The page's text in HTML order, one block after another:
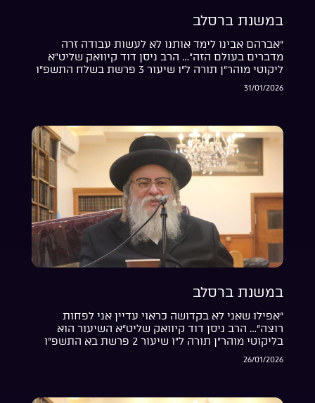
במשנת ברסלב
“אברהם אבינו לימד אותנו לא לעשות עבודה זרה
מדברים בעולם הזה”… הרב ניסן דוד קיוואק שליט”א
ליקוטי מוהר”ן תורה ל”ו שיעור 3 פרשת בשלח התשפ”ו
31/01/2026
במשנת ברסלב
“אפילו שאני לא בקדושה כראוי עדיין אני לפחות
רוצה”… הרב ניסן דוד קיוואק שליט”א השיעור הוא
בליקוטי מוהר”ן תורה ל”ו שיעור 2 פרשת בא התשפ”ו
26/01/2026